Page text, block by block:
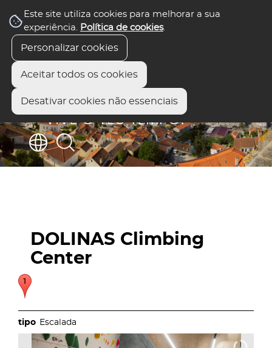
Este site utiliza cookies para melhorar a sua
experiência. Política de cookies.
Personalizar cookies
Aceitar todos os cookies
Desativar cookies não essenciais
DOLINAS Climbing
Center
Escalada